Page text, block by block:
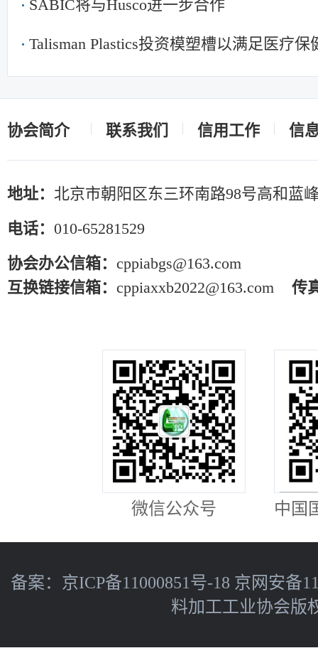
SABIC将与Husco进一步合作
Talisman Plastics投资模塑槽以满足医疗
协会简介 联系我们 信用工作 信
地址： 北京市朝阳区东三环南路98号高和蓝
电话： 010-65281529
协会办公信箱： cppiabgs@163.com
互换链接信箱： cppiaxxb2022@163.com 传
微信公众号 中国
备案： 京ICP备11000851号-18 京网安备
料加工工业协会版